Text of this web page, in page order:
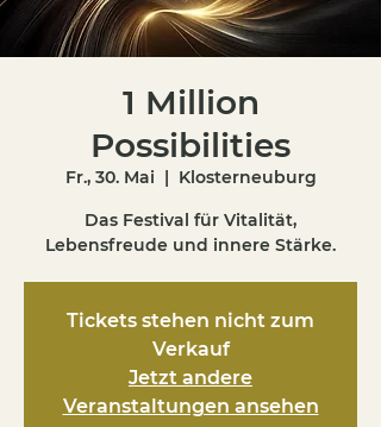
1 Million
Possibilities
Fr., 30. Mai
  |
Klosterneuburg
Das Festival für Vitalität,
Lebensfreude und innere Stärke.
Tickets stehen nicht zum
Verkauf
Jetzt andere
Veranstaltungen ansehen